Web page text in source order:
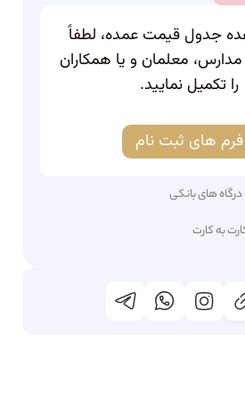
جدول قیمت عمده، لطفاً
معلمان و یا همکاران
را تکمیل نمایید.
فرم های ثبت نام
های بانکی
به کارت